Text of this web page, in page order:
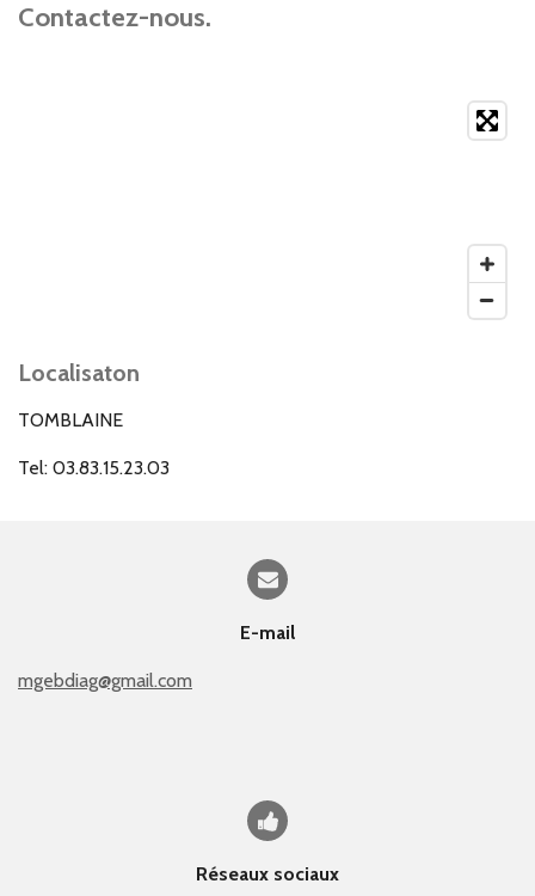
Contactez-nous.
Localisaton
TOMBLAINE
Tel: 03.83.15.23.03
E-mail
mgebdiag@gmail.com
Réseaux sociaux